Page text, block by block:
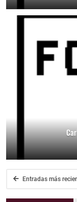
Entradas más